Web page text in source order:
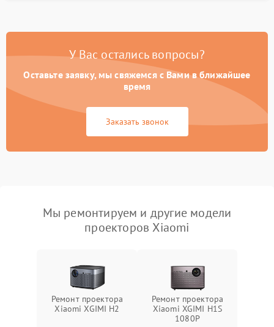
У Вас остались вопросы?
Оставьте заявку, мы свяжемся с Вами в ближайшее
время
Заказать звонок
Мы ремонтируем и другие модели
проекторов Xiaomi
Ремонт проектора
Xiaomi XGIMI H2
Ремонт проектора
Xiaomi XGIMI H1S
1080P